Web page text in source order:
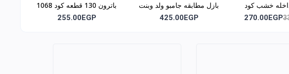
خشب كود
1051
270.00EGP
بازل مطابقه جامبو ولد وبنت
كود 1062
425.00EGP
باترون 130 قطعه كود 1068
255.00EGP